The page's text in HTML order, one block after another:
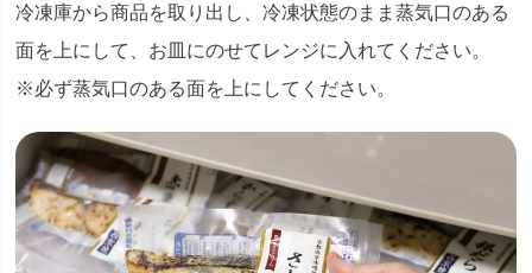
冷凍庫から商品を取り出し、冷凍状態のまま蒸気口のある
面を上にして、お皿にのせてレンジに入れてください。
※必ず蒸気口のある面を上にしてください。